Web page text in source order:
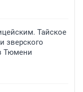
Тайское
зверского
Тюмени